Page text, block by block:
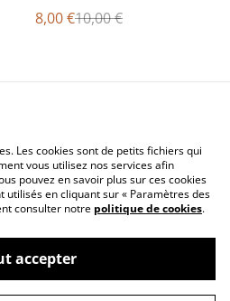
8,00 €10,00 €
Legal Terms
Cookie Policy
Store
Les cookies sont de petits fichiers qui
vous utilisez nos services afin
pouvez en savoir plus sur ces cookies
utilisés en cliquant sur « Paramètres des
consulter notre politique de cookies.
accepter